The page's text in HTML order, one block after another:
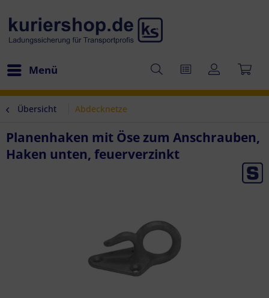
Menü
Übersicht Abdecknetze
Planenhaken mit Öse zum Anschrauben,
Haken unten, feuerverzinkt